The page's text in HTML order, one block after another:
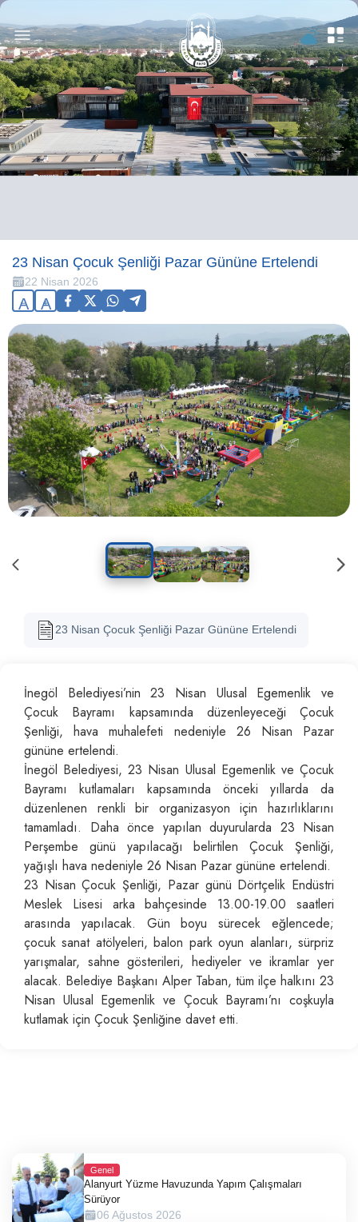
23 Nisan Çocuk Şenliği Pazar Gününe Ertelendi
22 Nisan 2026
A A
23 Nisan Çocuk Şenliği Pazar Gününe Ertelendi
İnegöl Belediyesi’nin 23 Nisan Ulusal Egemenlik ve
Çocuk Bayramı kapsamında düzenleyeceği Çocuk
Şenliği, hava muhalefeti nedeniyle 26 Nisan Pazar
gününe ertelendi.
İnegöl Belediyesi, 23 Nisan Ulusal Egemenlik ve Çocuk
Bayramı kutlamaları kapsamında önceki yıllarda da
düzenlenen renkli bir organizasyon için hazırlıklarını
tamamladı. Daha önce yapılan duyurularda 23 Nisan
Perşembe günü yapılacağı belirtilen Çocuk Şenliği,
yağışlı hava nedeniyle 26 Nisan Pazar gününe ertelendi.
23 Nisan Çocuk Şenliği, Pazar günü Dörtçelik Endüstri
Meslek Lisesi arka bahçesinde 13.00-19.00 saatleri
arasında yapılacak. Gün boyu sürecek eğlencede;
çocuk sanat atölyeleri, balon park oyun alanları, sürpriz
yarışmalar, sahne gösterileri, hediyeler ve ikramlar yer
alacak. Belediye Başkanı Alper Taban, tüm ilçe halkını 23
Nisan Ulusal Egemenlik ve Çocuk Bayramı’nı coşkuyla
kutlamak için Çocuk Şenliğine davet etti.
Genel
Alanyurt Yüzme Havuzunda Yapım Çalışmaları
Sürüyor
06 Ağustos 2026